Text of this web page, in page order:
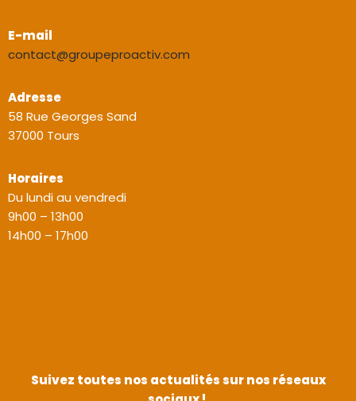
E-mail
contact@groupeproactiv.com
Adresse
58 Rue Georges Sand
37000 Tours
Horaires
Du lundi au vendredi
9h00 – 13h00
14h00 – 17h00
Suivez toutes nos actualités sur nos réseaux